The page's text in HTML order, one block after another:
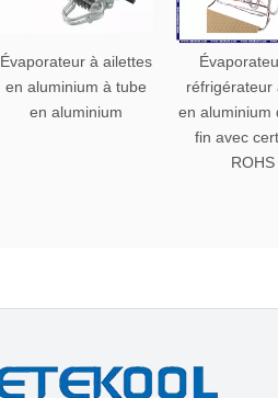
Évaporateur à ailettes
en aluminium à tube
en aluminium
réfrigérateur
en aluminium
fin avec
ROHS